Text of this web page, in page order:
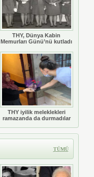
THY, Dünya Kabin
Memurları Günü’nü kutladı
THY iyilik meleklekleri
ramazanda da durmadılar
TÜMÜ